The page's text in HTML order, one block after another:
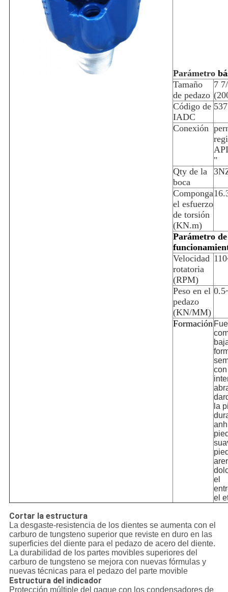
Parámetro
Tamaño
de pedazo
7
Código de
IADC
537
Conexión
"
Qty de la
boca
Componga
el esfuerzo
de torsión
(KN.m)
Parámetro de
Velocidad
rotatoria
(RPM)
Peso en el
pedazo
(KN/MM)
Formación
la
el
el
Cortar la estructura
La desgaste-resistencia de los dientes se aumenta con el
carburo de tungsteno superior que reviste en duro en las
superficies del diente para el pedazo de acero del diente.
La durabilidad de los partes movibles superiores del
carburo de tungsteno se mejora con nuevas fórmulas y
nuevas técnicas para el pedazo del parte movible
Estructura del indicador
Protección múltiple del gague con los condensadores de